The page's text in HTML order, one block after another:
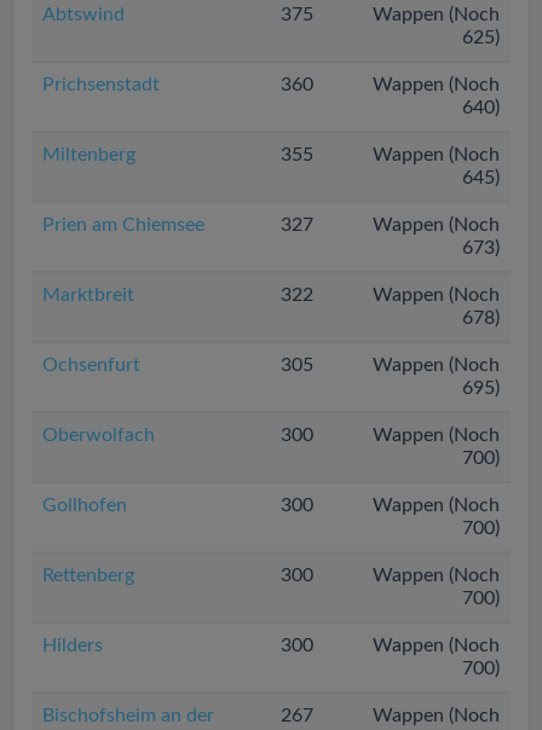
Abtswind 375
Wappen (Noch
625)
Prichsenstadt 360
Wappen (Noch
640)
Miltenberg 355
Wappen (Noch
645)
Prien am Chiemsee 327
Wappen (Noch
673)
Marktbreit 322
Wappen (Noch
678)
Ochsenfurt 305
Wappen (Noch
695)
Oberwolfach 300
Wappen (Noch
700)
Gollhofen 300
Wappen (Noch
700)
Rettenberg 300
Wappen (Noch
700)
Hilders 300
Wappen (Noch
700)
Bischofsheim an der
267
Wappen (Noch